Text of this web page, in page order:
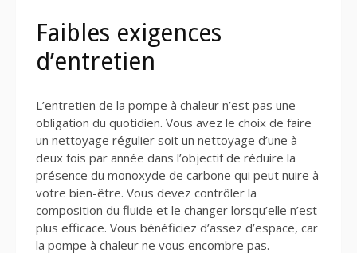
Faibles exigences
d’entretien
L’entretien de la pompe à chaleur n’est pas une
obligation du quotidien. Vous avez le choix de faire
un nettoyage régulier soit un nettoyage d’une à
deux fois par année dans l’objectif de réduire la
présence du monoxyde de carbone qui peut nuire à
votre bien-être. Vous devez contrôler la
composition du fluide et le changer lorsqu’elle n’est
plus efficace. Vous bénéficiez d’assez d’espace, car
la pompe à chaleur ne vous encombre pas.